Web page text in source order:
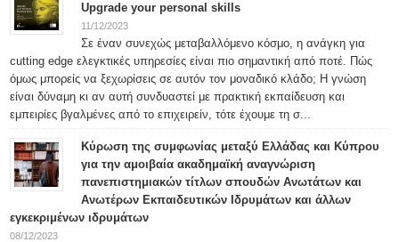
Upgrade your personal skills
11/12/2023
Σε έναν συνεχώς μεταβαλλόμενο κόσμο, η ανάγκη για
cutting edge ελεγκτικές υπηρεσίες είναι πιο σημαντική από ποτέ. Πώς
όμως μπορείς να ξεχωρίσεις σε αυτόν τον μοναδικό κλάδο; Η γνώση
είναι δύναμη κι αν αυτή συνδυαστεί με πρακτική εκπαίδευση και
εμπειρίες βγαλμένες από το επιχειρείν, τότε έχουμε τη σ...
Κύρωση της συμφωνίας μεταξύ Ελλάδας και Κύπρου
για την αμοιβαία ακαδημαϊκή αναγνώριση
πανεπιστημιακών τίτλων σπουδών Ανωτάτων και
Ανωτέρων Εκπαιδευτικών Ιδρυμάτων και άλλων
εγκεκριμένων ιδρυμάτων
08/12/2023